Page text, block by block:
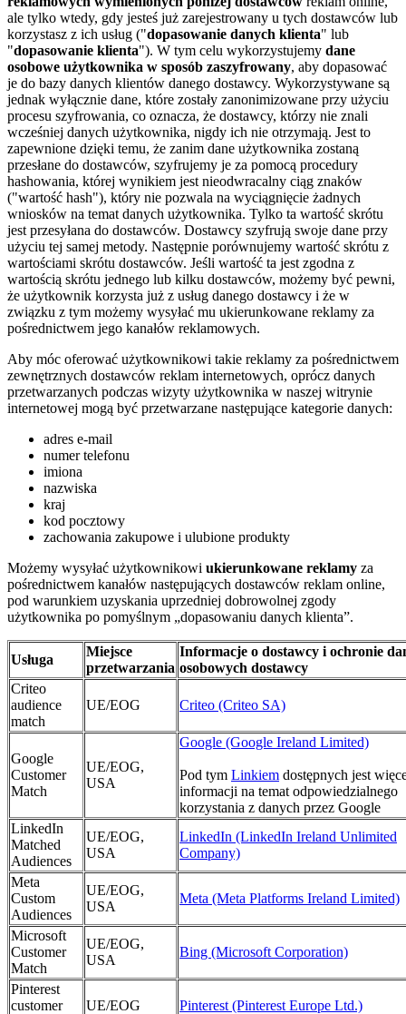
ale tylko wtedy, gdy jesteś już zarejestrowany u tych dostawców lub
korzystasz z ich usług ("dopasowanie danych klienta" lub
"dopasowanie klienta"). W tym celu wykorzystujemy dane
osobowe użytkownika w sposób zaszyfrowany, aby dopasować
je do bazy danych klientów danego dostawcy. Wykorzystywane są
jednak wyłącznie dane, które zostały zanonimizowane przy użyciu
procesu szyfrowania, co oznacza, że dostawcy, którzy nie znali
wcześniej danych użytkownika, nigdy ich nie otrzymają. Jest to
zapewnione dzięki temu, że zanim dane użytkownika zostaną
przesłane do dostawców, szyfrujemy je za pomocą procedury
hashowania, której wynikiem jest nieodwracalny ciąg znaków
("wartość hash"), który nie pozwala na wyciągnięcie żadnych
wniosków na temat danych użytkownika. Tylko ta wartość skrótu
jest przesyłana do dostawców. Dostawcy szyfrują swoje dane przy
użyciu tej samej metody. Następnie porównujemy wartość skrótu z
wartościami skrótu dostawców. Jeśli wartość ta jest zgodna z
wartością skrótu jednego lub kilku dostawców, możemy być pewni,
że użytkownik korzysta już z usług danego dostawcy i że w
związku z tym możemy wysyłać mu ukierunkowane reklamy za
pośrednictwem jego kanałów reklamowych.
Aby móc oferować użytkownikowi takie reklamy za pośrednictwem
zewnętrznych dostawców reklam internetowych, oprócz danych
przetwarzanych podczas wizyty użytkownika w naszej witrynie
internetowej mogą być przetwarzane następujące kategorie danych:
adres e-mail
numer telefonu
imiona
nazwiska
kraj
kod pocztowy
zachowania zakupowe i ulubione produkty
Możemy wysyłać użytkownikowi ukierunkowane reklamy za
pośrednictwem kanałów następujących dostawców reklam online,
pod warunkiem uzyskania uprzedniej dobrowolnej zgody
użytkownika po pomyślnym „dopasowaniu danych klienta”.
Usługa
Miejsce
przetwarzania
Informacje o dostawcy i ochronie
osobowych dostawcy
Criteo
audience
match
UE/EOG Criteo (Criteo SA)
Google
Customer
Match
UE/EOG,
USA
Google (Google Ireland Limited)
Pod tym Linkiem dostępnych jest
informacji na temat odpowiedzialnego
korzystania z danych przez Google
LinkedIn
Matched
Audiences
UE/EOG,
USA
LinkedIn (LinkedIn Ireland Unlimited
Company)
Meta
Custom
Audiences
UE/EOG,
USA
Meta (Meta Platforms Ireland Limited)
Microsoft
Customer
Match
UE/EOG,
USA
Bing (Microsoft Corporation)
Pinterest
customer
UE/EOG Pinterest (Pinterest Europe Ltd.)